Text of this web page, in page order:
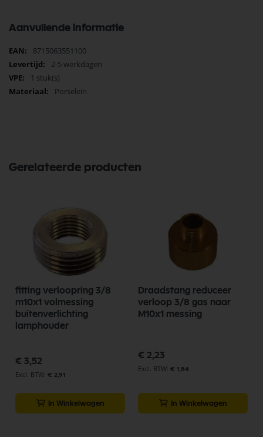
Aanvullende informatie
Meer
informatie
8715063551100
2-5 werkdagen
1 stuk(s)
Porselein
Gerelateerde producten
fitting verloopring 3/8
m10x1 volmessing
buitenverlichting
lamphouder
€ 3,52
€ 2,91
In Winkelwagen
Draadstang reduceer
verloop 3/8 gas naar
M10x1 messing
€ 2,23
€ 1,84
In Winkelwagen